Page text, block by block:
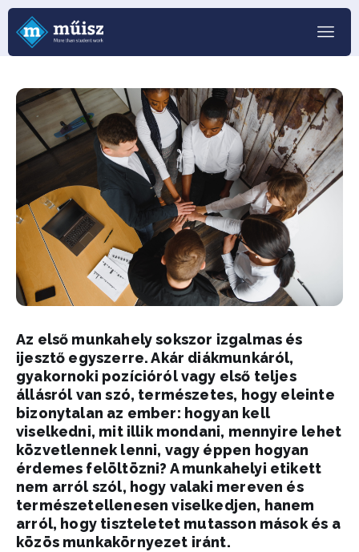
Az első munkahely sokszor izgalmas és
ijesztő egyszerre. Akár diákmunkáról,
gyakornoki pozícióról vagy első teljes
állásról van szó, természetes, hogy eleinte
bizonytalan az ember: hogyan kell
viselkedni, mit illik mondani, mennyire lehet
közvetlennek lenni, vagy éppen hogyan
érdemes felöltözni? A munkahelyi etikett
nem arról szól, hogy valaki mereven és
természetellenesen viselkedjen, hanem
arról, hogy tiszteletet mutasson mások és a
közös munkakörnyezet iránt.